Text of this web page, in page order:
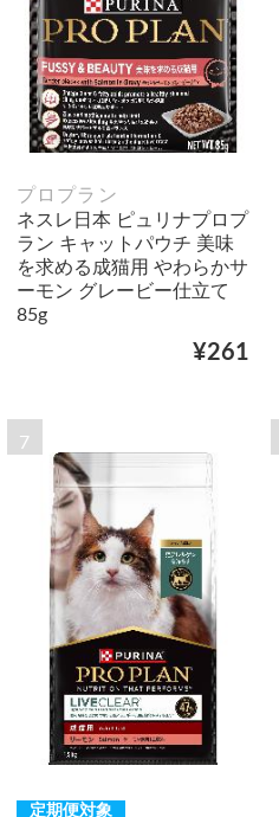
プロプラン
ネスレ日本 ピュリナプロプ
ラン キャットパウチ 美味
を求める成猫用 やわらかサ
ーモン グレービー仕立て
85g
¥261
7
定期便対象